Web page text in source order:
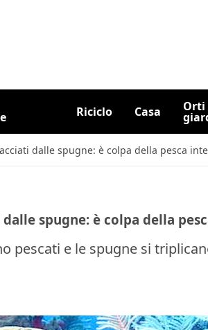
Riciclo Casa Orti
dalle spugne: è colpa della pesca
spugne: è colpa della
pescati e le spugne si